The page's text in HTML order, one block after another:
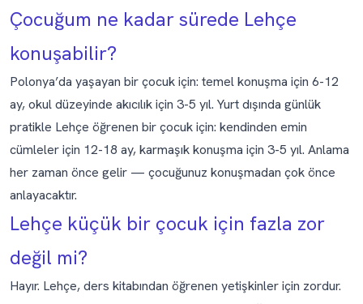
Çocuğum ne kadar sürede Lehçe
konuşabilir?
Polonya’da yaşayan bir çocuk için: temel konuşma için 6-12
ay, okul düzeyinde akıcılık için 3-5 yıl. Yurt dışında günlük
pratikle Lehçe öğrenen bir çocuk için: kendinden emin
cümleler için 12-18 ay, karmaşık konuşma için 3-5 yıl. Anlama
her zaman önce gelir — çocuğunuz konuşmadan çok önce
anlayacaktır.
Lehçe küçük bir çocuk için fazla zor
değil mi?
Hayır. Lehçe, ders kitabından öğrenen yetişkinler için zordur.